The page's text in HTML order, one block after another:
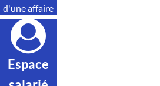
d'une affaire
Espace